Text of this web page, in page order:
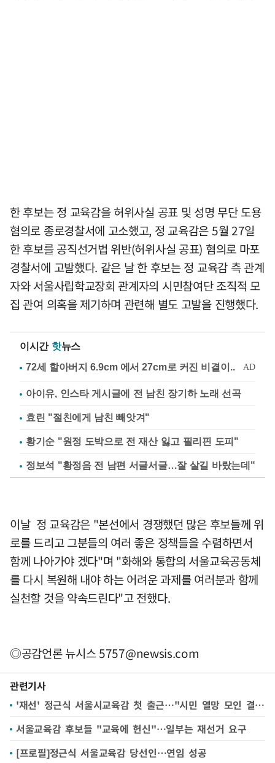
한 후보는 정 교육감을 허위사실 공표 및 성명 무단 도용
혐의로 종로경찰서에 고소했고, 정 교육감은 5월 27일
한 후보를 공직선거법 위반(허위사실 공표) 혐의로 마포
경찰서에 고발했다. 같은 날 한 후보는 정 교육감 측 관계
자와 서울사립학교장회 관계자의 시민참여단 조직적 모
집 관여 의혹을 제기하며 관련해 별도 고발을 진행했다.
이시간 핫뉴스
아이유, 인스타 게시글에 전 남친 장기하 노래 선곡
효린 "절친에게 남친 빼앗겨"
황기순 "원정 도박으로 전 재산 잃고 필리핀 도피"
정보석 "황정음 전 남편 서글서글…잘 살길 바랐는데"
이날 정 교육감은 "본선에서 경쟁했던 많은 후보들께 위
로를 드리고 그분들의 여러 좋은 정책들을 수렴하면서
함께 나아가야 겠다"며 "화해와 통합의 서울교육공동체
를 다시 복원해 내야 하는 어려운 과제를 여러분과 함께
실천할 것을 약속드린다"고 전했다.
◎공감언론 뉴시스5757@newsis.com
관련기사
'재선' 정근식 서울시교육감 첫 출근…"시민 열망 모인 결과"
서울교육감 후보들 "교육에 헌신"…일부는 재선거 요구
[프로필]정근식 서울교육감 당선인…연임 성공